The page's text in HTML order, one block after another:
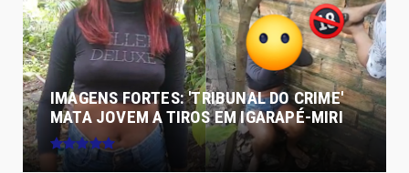
IMAGENS FORTES: 'TRIBUNAL DO CRIME'
MATA JOVEM A TIROS EM IGARAPÉ-MIRI